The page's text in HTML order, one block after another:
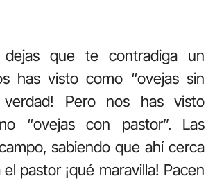
dejas que te contradiga un
has visto como “ovejas sin
verdad! Pero nos has visto
“ovejas con pastor”. Las
sabiendo que ahí cerca
pastor ¡qué maravilla! Pacen